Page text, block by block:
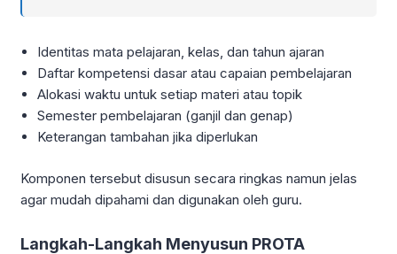
Identitas mata pelajaran, kelas, dan tahun ajaran
Daftar kompetensi dasar atau capaian pembelajaran
Alokasi waktu untuk setiap materi atau topik
Semester pembelajaran (ganjil dan genap)
Keterangan tambahan jika diperlukan
Komponen tersebut disusun secara ringkas namun jelas
agar mudah dipahami dan digunakan oleh guru.
Langkah-Langkah Menyusun PROTA